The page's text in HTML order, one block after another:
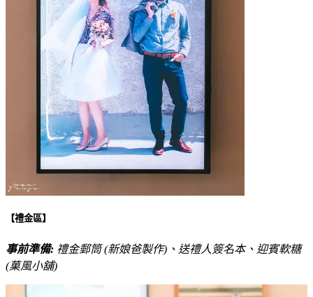
【禮金區】
事前準備: 禮金郵筒 (新娘爸製作)、送禮人簽名本、迎賓軟糖
(菓風小舖)